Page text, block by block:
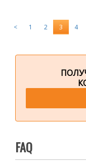
< 1 2 3 4
FAQ